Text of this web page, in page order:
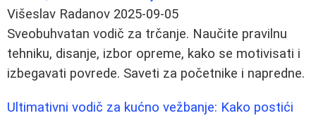
Višeslav Radanov 2025-09-05
Sveobuhvatan vodič za trčanje. Naučite pravilnu
tehniku, disanje, izbor opreme, kako se motivisati i
izbegavati povrede. Saveti za početnike i napredne.
Ultimativni vodič za kućno vežbanje: Kako postići